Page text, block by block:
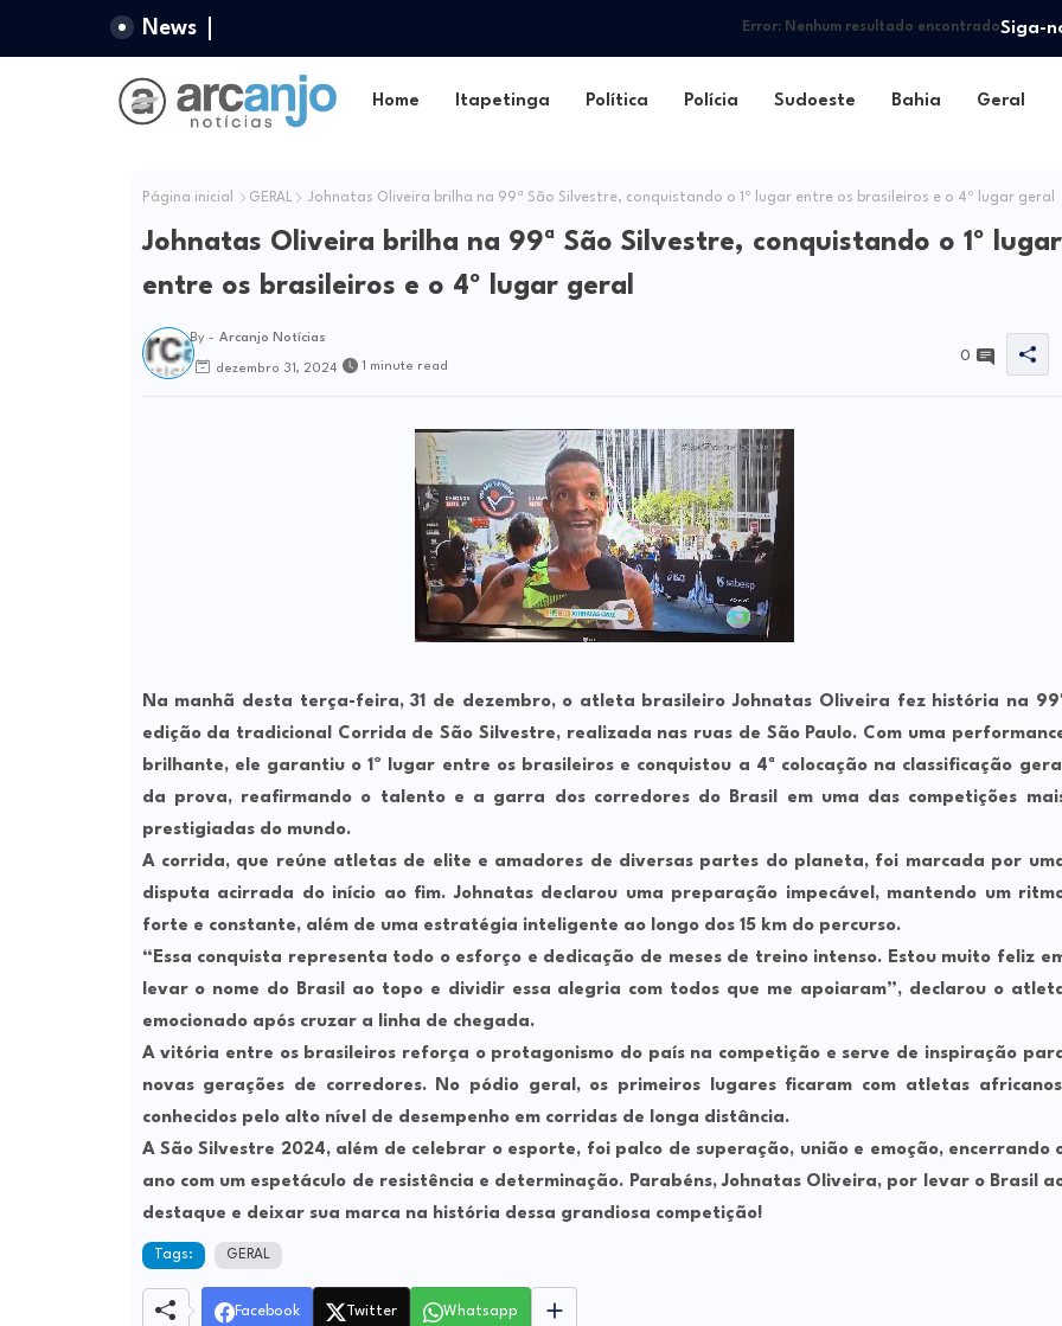
News Error:Nenhum resultado encontradoSiga-
Home Itapetinga Política Polícia Sudoeste Bahia Geral
Página inicial GERAL Johnatas Oliveira brilha na 99ª São Silvestre, conquistando o 1º lugar entre os brasileiros e o 4º lugar geral
Johnatas Oliveira brilha na 99ª São Silvestre, conquistando o 1º lugar
entre os brasileiros e o 4º lugar geral
By - Arcanjo Notícias
dezembro 31, 2024 1 minute read
0
Na manhã desta terça-feira, 31 de dezembro, o atleta brasileiro Johnatas Oliveira fez história na
edição da tradicional Corrida de São Silvestre, realizada nas ruas de São Paulo. Com uma
brilhante, ele garantiu o 1º lugar entre os brasileiros e conquistou a 4ª colocação na classificação
da prova, reafirmando o talento e a garra dos corredores do Brasil em uma das competições
prestigiadas do mundo.
A corrida, que reúne atletas de elite e amadores de diversas partes do planeta, foi marcada por
disputa acirrada do início ao fim. Johnatas declarou uma preparação impecável, mantendo um
forte e constante, além de uma estratégia inteligente ao longo dos 15 km do percurso.
“Essa conquista representa todo o esforço e dedicação de meses de treino intenso. Estou muito feliz
levar o nome do Brasil ao topo e dividir essa alegria com todos que me apoiaram”, declarou o
emocionado após cruzar a linha de chegada.
A vitória entre os brasileiros reforça o protagonismo do país na competição e serve de inspiração
novas gerações de corredores. No pódio geral, os primeiros lugares ficaram com atletas
conhecidos pelo alto nível de desempenho em corridas de longa distância.
A São Silvestre 2024, além de celebrar o esporte, foi palco de superação, união e emoção, encerrando
ano com um espetáculo de resistência e determinação. Parabéns, Johnatas Oliveira, por levar o Brasil
destaque e deixar sua marca na história dessa grandiosa competição!
Tags: GERAL
Facebook Twitter Whatsapp